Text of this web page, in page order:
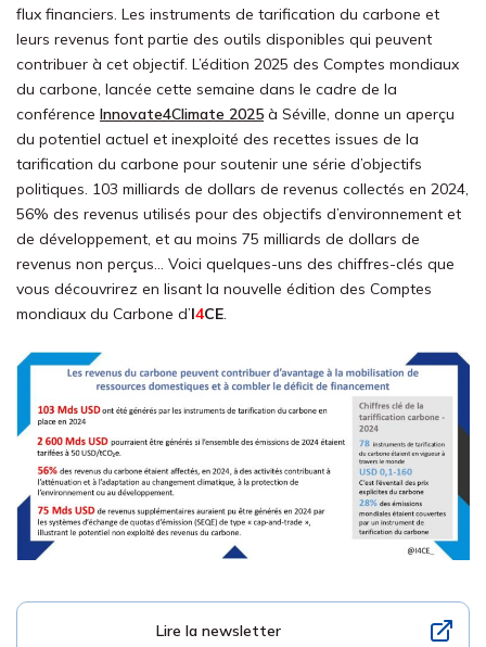
flux financiers. Les instruments de tarification du carbone et
leurs revenus font partie des outils disponibles qui peuvent
contribuer à cet objectif. L’édition 2025 des Comptes mondiaux
du carbone, lancée cette semaine dans le cadre de la
conférence Innovate4Climate 2025 à Séville, donne un aperçu
du potentiel actuel et inexploité des recettes issues de la
tarification du carbone pour soutenir une série d’objectifs
politiques. 103 milliards de dollars de revenus collectés en 2024,
56% des revenus utilisés pour des objectifs d’environnement et
de développement, et au moins 75 milliards de dollars de
revenus non perçus… Voici quelques-uns des chiffres-clés que
vous découvrirez en lisant la nouvelle édition des Comptes
mondiaux du Carbone d’I4CE.
Lire la newsletter